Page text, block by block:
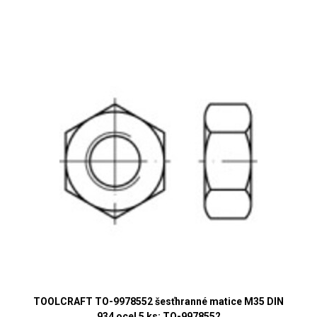
TOOLCRAFT TO-9978552 šesťhranné matice M35 DIN